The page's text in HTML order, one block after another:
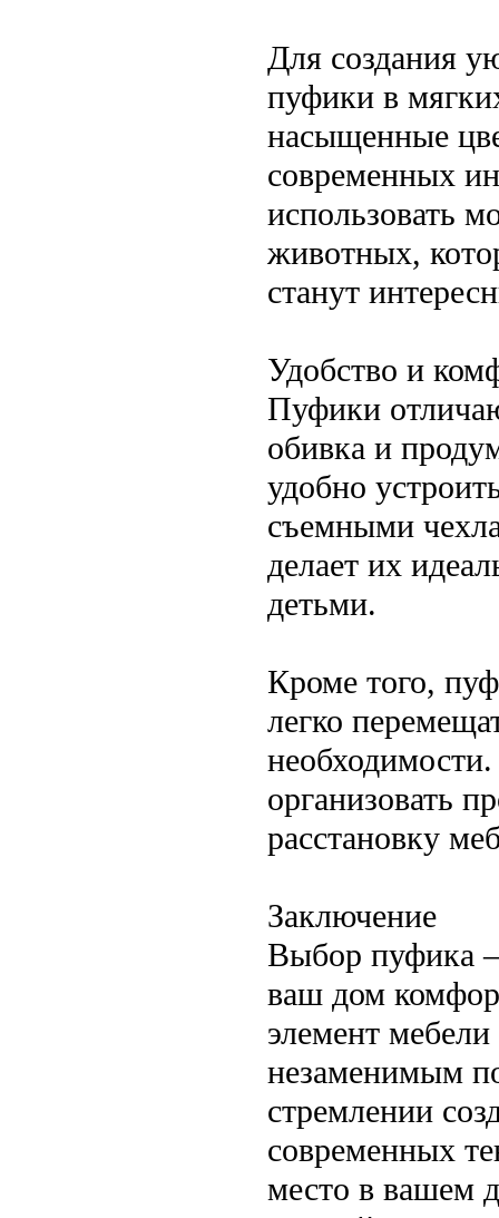
Для создания
пуфики в
насыщенные
современных
использовать
животных,
станут
Удобство и
Пуфики
обивка и
удобно
съемными
делает их
детьми.
Кроме того,
легко
организовать
расстановку
Заключение
Выбор пуфика
ваш дом
элемент
незаменимым
стремлении
современных
место в вашем